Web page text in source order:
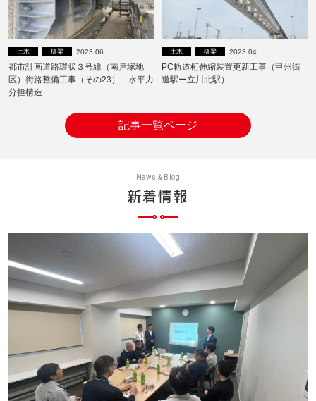
土木 橋梁 2023.06
都市計画道路環状３号線（南戸塚地
区）街路整備工事（その23） 水平力
分担構造
土木 橋梁 2023.04
PC軌道桁伸縮装置更新工事（甲州街
道駅ー立川北駅）
記事一覧ページ
News & Blog
新着情報